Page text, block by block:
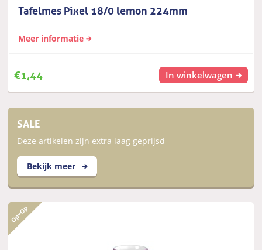
Tafelmes Pixel 18/0 lemon 224mm
Meer informatie
€1,44 In winkelwagen
SALE
Deze artikelen zijn extra laag geprijsd
Bekijk meer